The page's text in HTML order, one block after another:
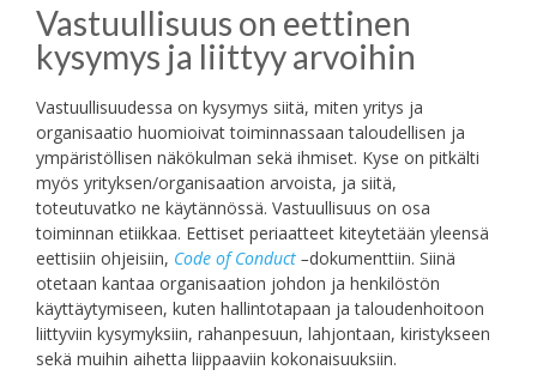
Vastuullisuus on eettinen
kysymys ja liittyy arvoihin
Vastuullisuudessa on kysymys siitä, miten yritys ja
organisaatio huomioivat toiminnassaan taloudellisen ja
ympäristöllisen näkökulman sekä ihmiset. Kyse on pitkälti
myös yrityksen/organisaation arvoista, ja siitä,
toteutuvatko ne käytännössä. Vastuullisuus on osa
toiminnan etiikkaa. Eettiset periaatteet kiteytetään yleensä
eettisiin ohjeisiin, Code of Conduct –dokumenttiin. Siinä
otetaan kantaa organisaation johdon ja henkilöstön
käyttäytymiseen, kuten hallintotapaan ja taloudenhoitoon
liittyviin kysymyksiin, rahanpesuun, lahjontaan, kiristykseen
sekä muihin aihetta liippaaviin kokonaisuuksiin.